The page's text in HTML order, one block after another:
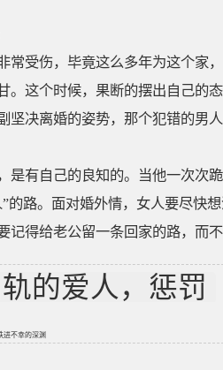
常受伤，毕竟这么多年为这个家
。这个时候，果断的摆出自己的
坚决离婚的姿势，那个犯错的男
是有自己的良知的。当他一次次
的路。面对婚外情，女人要尽快
记得给老公留一条回家的路，而
的爱人，惩罚
进不幸的深渊